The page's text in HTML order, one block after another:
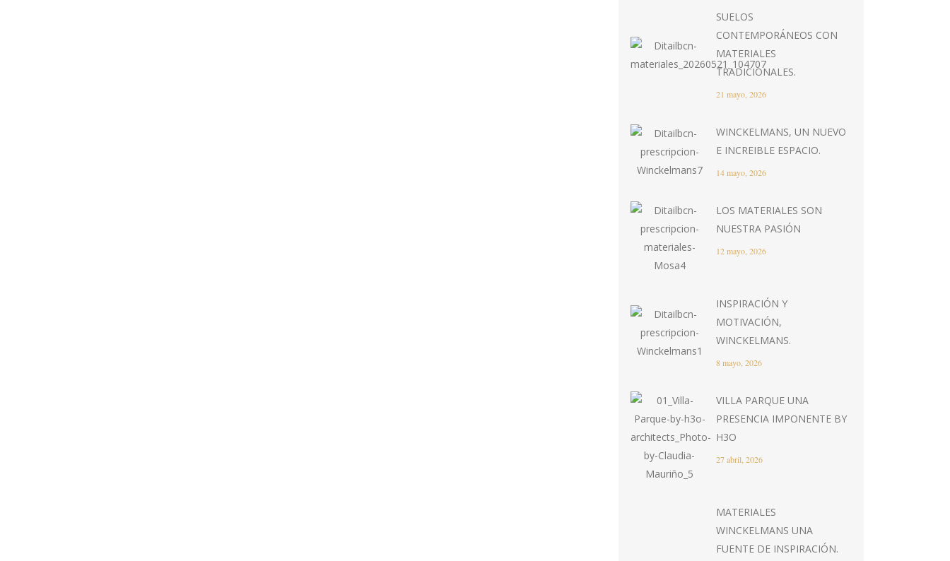
SUELOS
CONTEMPORÁNEOS CON
MATERIALES
TRADICIONALES.
21 mayo, 2026
WINCKELMANS, UN NUEVO
E INCREIBLE ESPACIO.
14 mayo, 2026
LOS MATERIALES SON
NUESTRA PASIÓN
12 mayo, 2026
INSPIRACIÓN Y
MOTIVACIÓN,
WINCKELMANS.
8 mayo, 2026
VILLA PARQUE UNA
PRESENCIA IMPONENTE BY
H3O
27 abril, 2026
MATERIALES
WINCKELMANS UNA
FUENTE DE INSPIRACIÓN.